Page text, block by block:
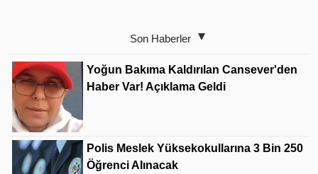
Son Haberler
Yoğun Bakıma Kaldırılan Cansever'den
Haber Var! Açıklama Geldi
Polis Meslek Yüksekokullarına 3 Bin 250
Öğrenci Alınacak